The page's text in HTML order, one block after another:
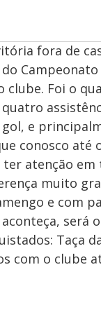
fora de
clube. Foi o
e
conosco
atenção em
muito
e com
aconteça,
Taça
com o clube